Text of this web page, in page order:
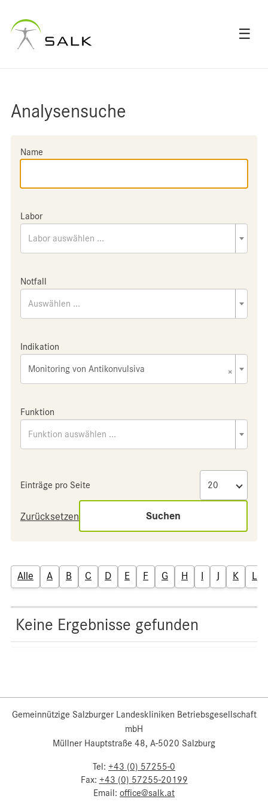
☰
Analysensuche
Name
Labor
Labor auswählen ...
Notfall
Auswählen ...
Indikation
×
Monitoring von Antikonvulsiva
Funktion
Funktion auswählen ...
Einträge pro Seite
Zurücksetzen Suchen
Alle A B C D E F G H I J K L
Keine Ergebnisse gefunden
Gemeinnützige Salzburger Landeskliniken Betriebsgesellschaft
mbH
Müllner Hauptstraße 48, A-5020 Salzburg
Tel: +43 (0) 57255-0
Fax: +43 (0) 57255-20199
Email: office@salk.at